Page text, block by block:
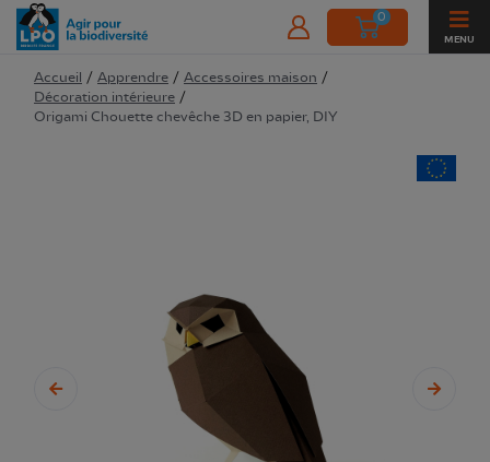
0
MENU
Accueil / Apprendre / Accessoires maison /
Décoration intérieure /
Origami Chouette chevêche 3D en papier, DIY